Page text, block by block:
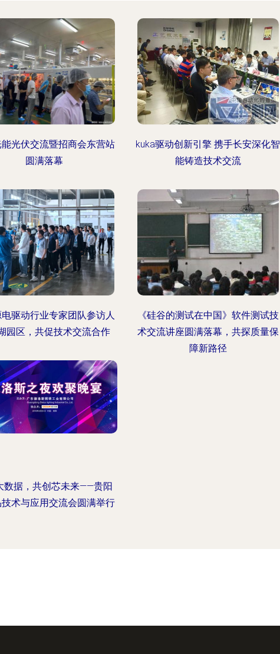
光伏交流暨招商会东营站
圆满落幕
kuka驱动创新引擎 携手长安深化智
能铸造技术交流
驱动行业专家团队参访人
园区，共促技术交流合作
《硅谷的测试在中国》软件测试技
术交流讲座圆满落幕，共探质量保
障新路径
数据，共创芯未来——贵阳
术与应用交流会圆满举行